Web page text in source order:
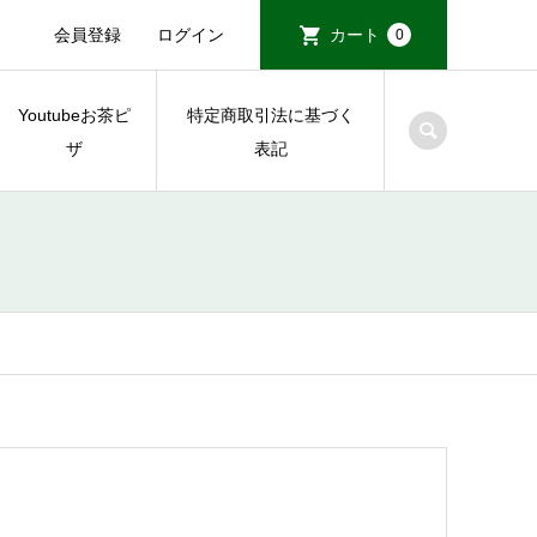
会員登録 ログイン カート 0
Youtubeお茶ピ
ザ
特定商取引法に基づく
表記